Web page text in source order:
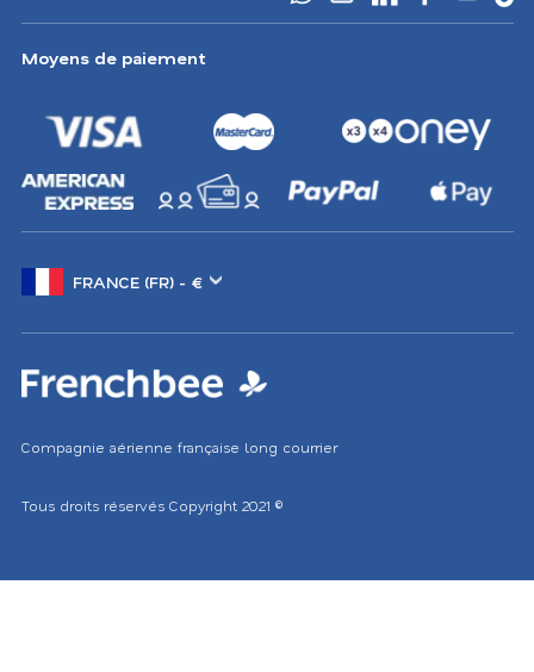
Moyens de paiement
Compagnie aérienne française long courrier
Tous droits réservés Copyright 2021 ©